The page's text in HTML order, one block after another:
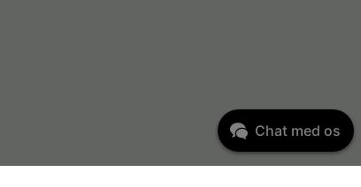
Chat med os